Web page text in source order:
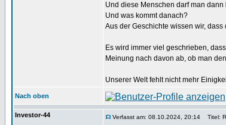
Und diese Menschen darf man
Und was kommt danach?
Aus der Geschichte wissen wir,
Es wird immer viel geschrieben,
Meinung nach davon ab, ob man
Unserer Welt fehlt nicht mehr
Nach oben
Investor-44 Verfasst am: 08.10.2024, 20:14 Titel: